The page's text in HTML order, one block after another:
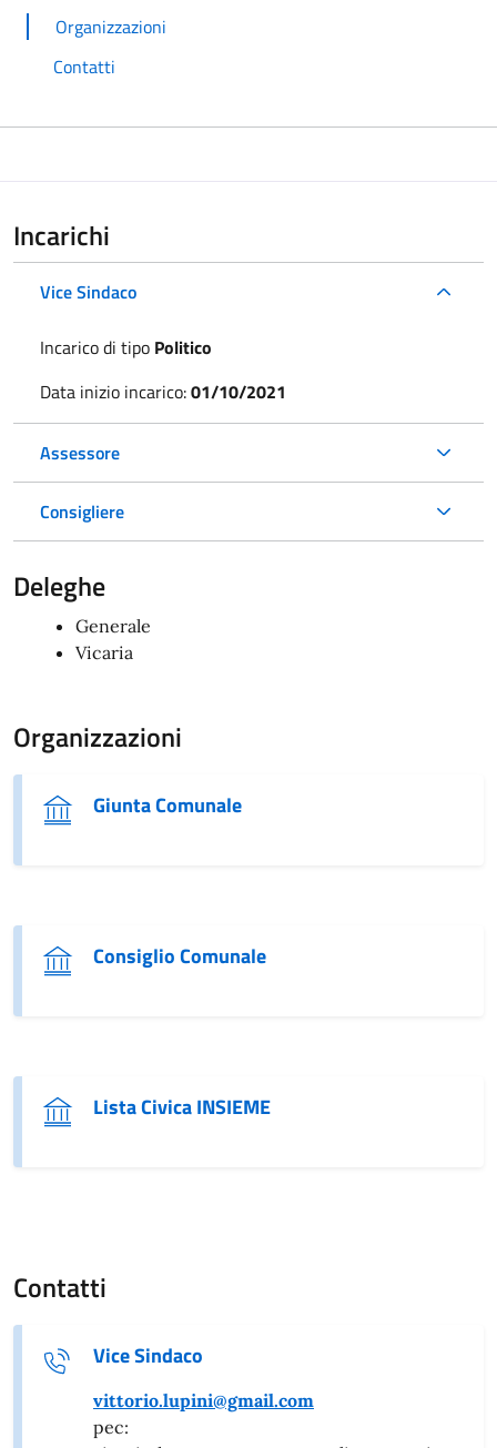
Organizzazioni
Contatti
Incarichi
Vice Sindaco
Incarico di tipo Politico
Data inizio incarico:01/10/2021
Assessore
Consigliere
Deleghe
Generale
Vicaria
Organizzazioni
Giunta Comunale
Consiglio Comunale
Lista Civica INSIEME
Contatti
Vice Sindaco
vittorio.lupini@gmail.com
pec: